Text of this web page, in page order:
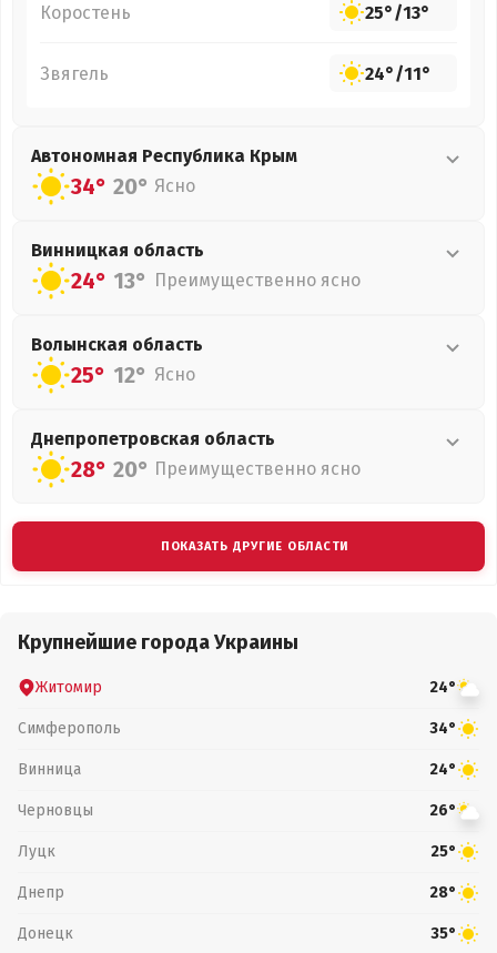
Коростень 25°/13°
Звягель 24°/11°
Автономная Республика Крым
34° 20° Ясно
Винницкая область
24° 13° Преимущественно ясно
Волынская область
25° 12° Ясно
Днепропетровская область
28° 20° Преимущественно ясно
ПОКАЗАТЬ ДРУГИЕ ОБЛАСТИ
Крупнейшие города Украины
Житомир 24°
Симферополь 34°
Винница 24°
Черновцы 26°
Луцк 25°
Днепр 28°
Донецк 35°